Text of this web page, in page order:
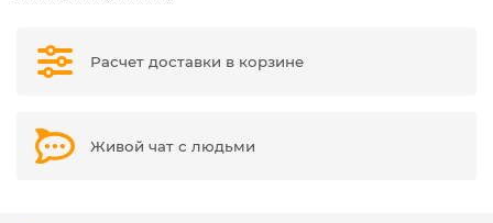
Расчет доставки в корзине
Живой чат с людьми